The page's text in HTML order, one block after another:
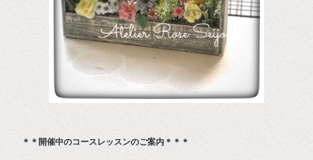
＊＊開催中のコースレッスンのご案内＊＊＊